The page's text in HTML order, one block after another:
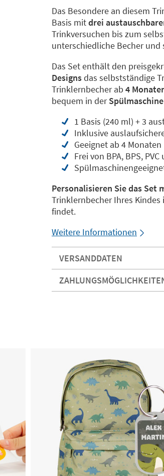
Das Besondere an diesem
Basis mitdrei
Trinkversuchen bis zum
unterschiedliche Becher
Das Set enthält den
Designsdas selbstständige
Trinklernbecher ab 4
bequem in derSpülmaschine
1 Basis (240 ml) + 3
Inklusive
Geeignet ab 4 Monaten
Frei von BPA, BPS,
Personalisieren Sie das
Trinklernbecher Ihres
findet.
Weitere Informationen
VERSANDDATEN